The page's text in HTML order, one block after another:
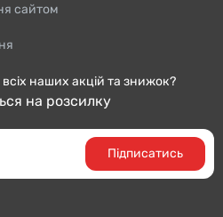
сайтом
наших акцій та знижок?
на розсилку
Підписатись